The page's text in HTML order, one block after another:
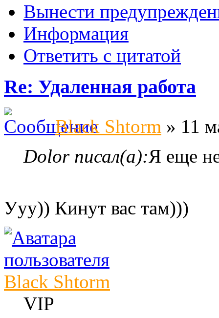
Вынести
Информация
Ответить с цитатой
Re: Удаленная работа
Black Shtorm » 11
Dolor писал(а):Я еще
Ууу)) Кинут вас там)))
Black Shtorm
VIP